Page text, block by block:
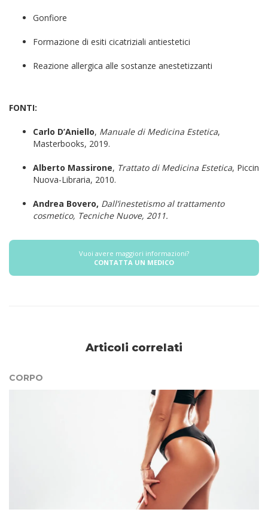
Gonfiore
Formazione di esiti cicatriziali antiestetici
Reazione allergica alle sostanze anestetizzanti
FONTI:
Carlo D’Aniello, Manuale di Medicina Estetica,
Masterbooks, 2019.
Alberto Massirone, Trattato di Medicina Estetica, Piccin
Nuova-Libraria, 2010.
Andrea Bovero, Dall’inestetismo al trattamento
cosmetico, Tecniche Nuove, 2011.
Vuoi avere maggiori informazioni?
CONTATTA UN MEDICO
Articoli correlati
CORPO